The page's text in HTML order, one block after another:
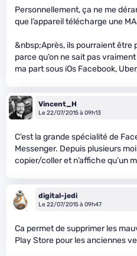
Personnellement, ça ne me
que l’appareil télécharge une
&nbsp;Après, ils pourraient être
parce qu’on ne sait pas
ma part sous iOs Facebook,
Vincent_H
Le 22/07/2015 à 09h13
C’est la grande spécialité de
Messenger. Depuis plusieurs
copier/coller et n’affiche qu’un
digital-jedi
Le 22/07/2015 à 09h47
Ca permet de supprimer les
Play Store pour les anciennes